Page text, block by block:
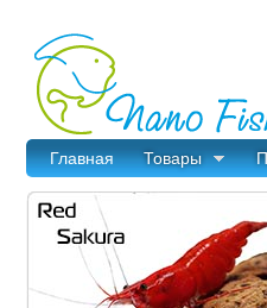
Главная Товары